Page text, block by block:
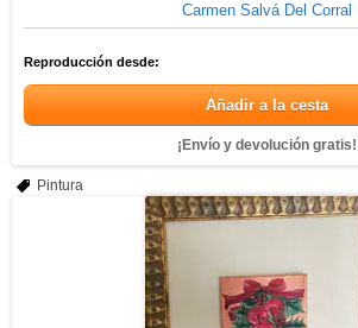
Carmen Salvá Del Corral
Reproducción desde:
Añadir a la cesta
¡Envío y devolución gratis!
Pintura